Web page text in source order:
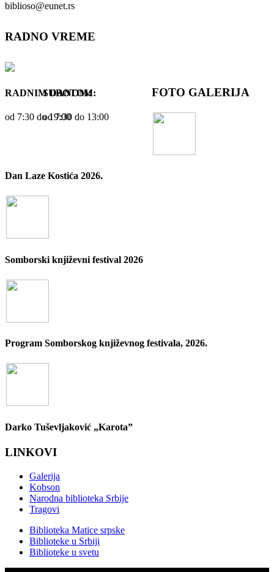
biblioso@eunet.rs
RADNO VREME
RADNIM DANOM:
od 7:30 dо 19:00
SUBOTOM:
od 7:30 dо 13:00
FOTO GALERIJA
Dan Laze Kostića 2026.
Somborski književni festival 2026
Program Somborskog književnog festivala, 2026.
Darko Tuševljaković „Karota”
LINKOVI
Galerija
Kobson
Narodna biblioteka Srbije
Tragovi
Biblioteka Matice srpske
Biblioteke u Srbiji
Biblioteke u svetu